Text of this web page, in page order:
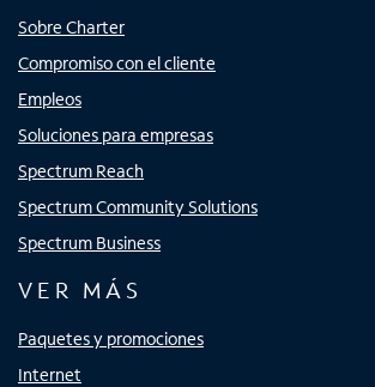
Sobre Charter
Compromiso con el cliente
Empleos
Soluciones para empresas
Spectrum Reach
Spectrum Community Solutions
Spectrum Business
VER MÁS
Paquetes y promociones
Internet